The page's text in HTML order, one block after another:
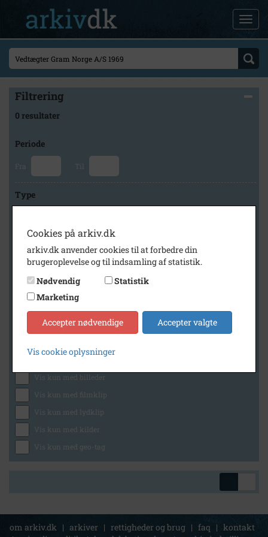
Filtrering
0 resultater
Periode
Fra Til
Type
Arkiv
Brødrene Grams historiske arkiv og museum
Generelt
Vis kun med billeder
Vis kun med filmklip
Vis kun med lydklip
Vis kun med kilder
Vis kun med geo-tag
om arkiv.dk | arkiver | rettigheder og brug | faq | kontakt
Cookies på arkiv.dk
arkiv.dk anvender cookies til at forbedre din
brugeroplevelse og til indsamling af statistik.
Nødvendig
Statistik
Marketing
Accepter nødvendige Accepter valgte
Vis cookie oplysninger